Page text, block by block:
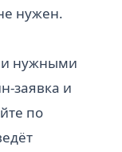
нужен.
нужными
заявка и
по